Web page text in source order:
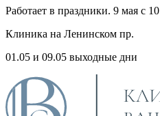
Работает в праздники. 9 мая с
Клиника на Ленинском пр.
01.05 и 09.05 выходные дни